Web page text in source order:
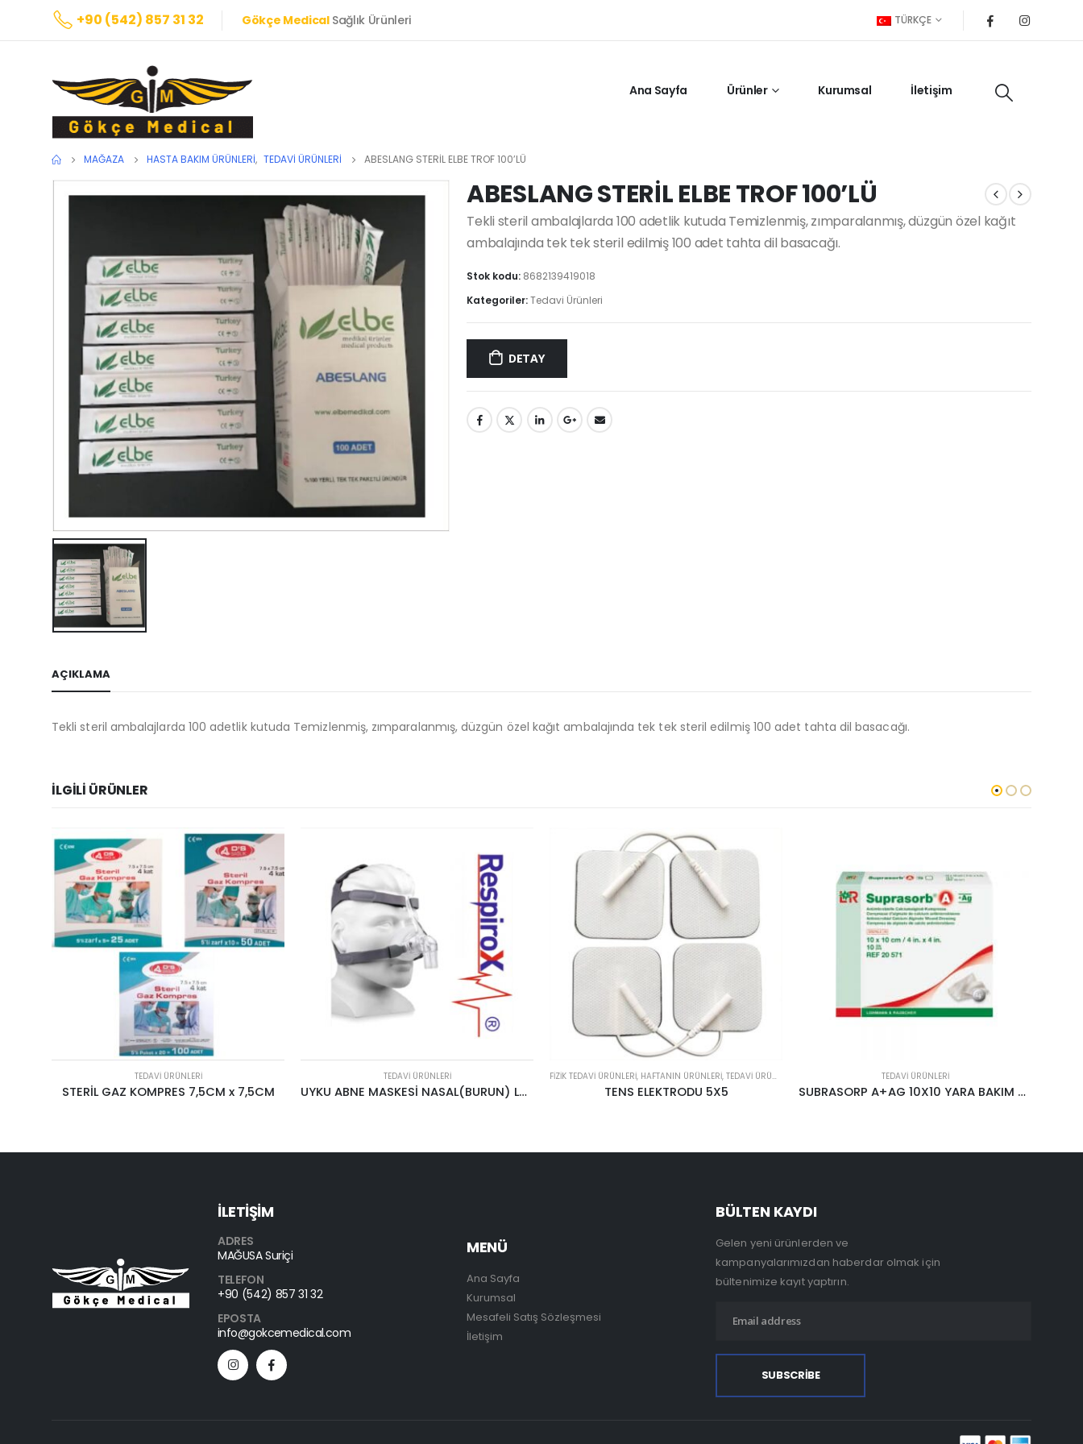
+90 (542) 857 31 32 Gökçe MedicalSağlık Ürünleri TÜRKÇE
Ana Sayfa Ürünler Kurumsal İletişim
MAĞAZA HASTA BAKIM ÜRÜNLERI, TEDAVI ÜRÜNLERI ABESLANG STERİL ELBE TROF 100’LÜ
ABESLANG STERİL ELBE TROF 100’LÜ
Tekli steril ambalajlarda 100 adetlik kutuda Temizlenmiş, zımparalanmış, düzgün özel kağıt
ambalajında tek tek steril edilmiş 100 adet tahta dil basacağı.
Stok kodu: 8682139419018
Kategoriler:Tedavi Ürünleri
DETAY
AÇIKLAMA
Tekli steril ambalajlarda 100 adetlik kutuda Temizlenmiş, zımparalanmış, düzgün özel kağıt ambalajında tek tek steril edilmiş 100 adet tahta dil basacağı.
İLGILI ÜRÜNLER
TEDAVI ÜRÜNLERI
UYKU ABNE MASKESİ NASAL(BURUN) LARGE RESPİROX
FIZIK TEDAVI ÜRÜNLERI,HAFTANIN ÜRÜNLERI SPORCU SAĞLIĞI ÜRÜNLERI
TENS ELEKTRODU 5X5
TEDAVI ÜRÜNLERI TEDAVI ÜRÜNLERI
ASPİRASYON KATETER
İLETİŞİM
ADRES
MAĞUSA Suriçi
TELEFON
+90 (542) 857 31 32
EPOSTA
info@gokcemedical.com
MENÜ
Ana Sayfa
Kurumsal
Mesafeli Satış Sözleşmesi
İletişim
BÜLTEN KAYDI
Gelen yeni ürünlerden ve
kampanyalarımızdan haberdar olmak için
bültenimize kayıt yaptırın.